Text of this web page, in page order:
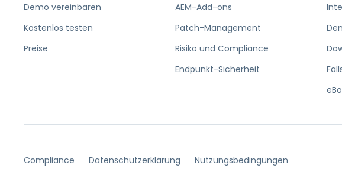
Demo vereinbaren
Kostenlos testen
Preise
AEM-Add-ons
Patch-Management
Risiko und Compliance
Endpunkt-Sicherheit
Compliance Datenschutzerklärung Nutzungsbedingungen